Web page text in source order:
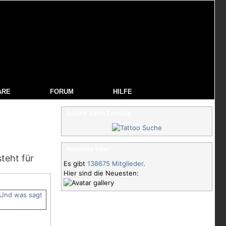
FORUM HILFE
für
Es gibt 138675 Mitglieder.
Hier sind die Neuesten: